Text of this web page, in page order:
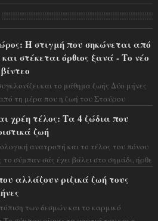
Η στιγμή που σηκώνεται από
στέκεται όρθιος ξανά - Το νέο
και το μάθημα ζωής Δύο μήνες
τη μέρα που η ζωή του Σταύρου
χρέη τέλος: Τα 4 ζώδια που
ζωή
ανατροπή και το τέλος του πόνου
σύμπαν σάς έχει βάλει στο σημάδι, ήρθε
αλλάζουν ριζικά ζωή τους
των δεσμών και το καρμικό